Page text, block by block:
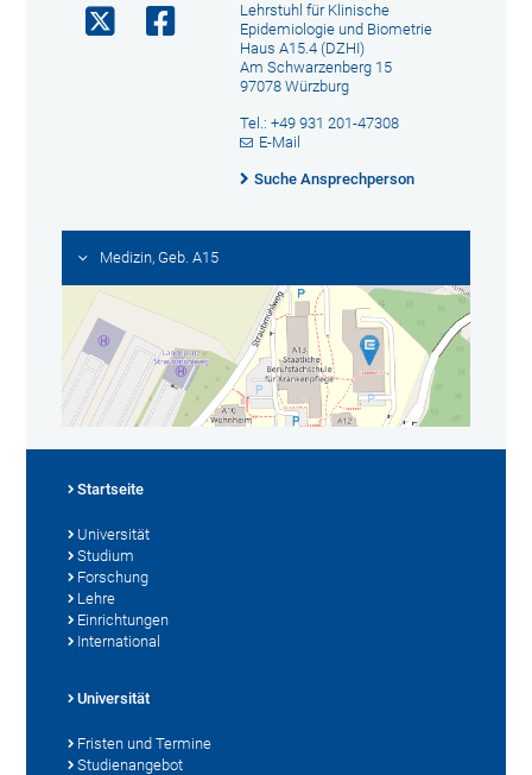
Lehrstuhl für Klinische
Epidemiologie und Biometrie
Haus A15.4 (DZHI)
Am Schwarzenberg 15
97078 Würzburg
Tel.: +49 931 201-47308
E-Mail
Suche Ansprechperson
Medizin, Geb. A15
Startseite
Universität
Studium
Forschung
Lehre
Einrichtungen
International
Universität
Fristen und Termine
Studienangebot